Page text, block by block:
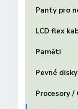
Panty pro
LCD flex
Paměti
Pevné
Procesory /